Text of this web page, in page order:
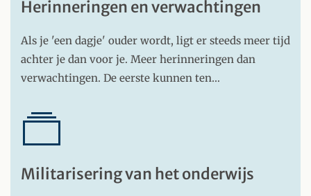
Herinneringen en verwachtingen
Als je 'een dagje' ouder wordt, ligt er steeds meer tijd
achter je dan voor je. Meer herinneringen dan
verwachtingen. De eerste kunnen ten…
Militarisering van het onderwijs